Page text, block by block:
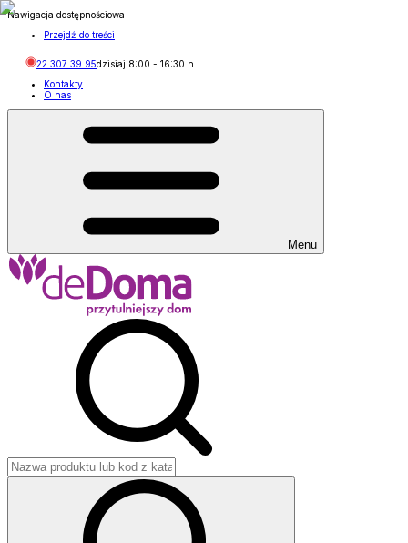
Nawigacja dostępnościowa
Przejdź do treści
22 307 39 95dzisiaj 8:00 - 16:30 h
Kontakty
O nas
Menu